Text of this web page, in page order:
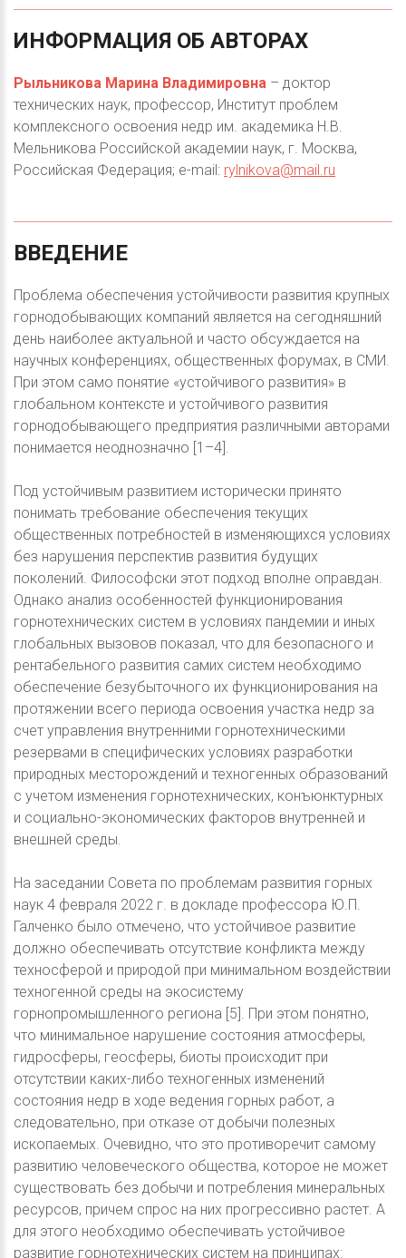
ИНФОРМАЦИЯ ОБ АВТОРАХ
Рыльникова Марина Владимировна – доктор
технических наук, профессор, Институт проблем
комплексного освоения недр им. академика Н.В.
Мельникова Российской академии наук, г. Москва,
Российская Федерация; e-mail: rylnikova@mail.ru
ВВЕДЕНИЕ
Проблема обеспечения устойчивости развития крупных
горнодобывающих компаний является на сегодняшний
день наиболее актуальной и часто обсуждается на
научных конференциях, общественных форумах, в СМИ.
При этом само понятие «устойчивого развития» в
глобальном контексте и устойчивого развития
горнодобывающего предприятия различными авторами
понимается неоднозначно [1–4].
Под устойчивым развитием исторически принято
понимать требование обеспечения текущих
общественных потребностей в изменяющихся условиях
без нарушения перспектив развития будущих
поколений. Философски этот подход вполне оправдан.
Однако анализ особенностей функционирования
горнотехнических систем в условиях пандемии и иных
глобальных вызовов показал, что для безопасного и
рентабельного развития самих систем необходимо
обеспечение безубыточного их функционирования на
протяжении всего периода освоения участка недр за
счет управления внутренними горнотехническими
резервами в специфических условиях разработки
природных месторождений и техногенных образований
с учетом изменения горнотехнических, конъюнктурных
и социально-экономических факторов внутренней и
внешней среды.
На заседании Совета по проблемам развития горных
наук 4 февраля 2022 г. в докладе профессора Ю.П.
Галченко было отмечено, что устойчивое развитие
должно обеспечивать отсутствие конфликта между
техносферой и природой при минимальном воздействии
техногенной среды на экосистему
горнопромышленного региона [5]. При этом понятно,
что минимальное нарушение состояния атмосферы,
гидросферы, геосферы, биоты происходит при
отсутствии каких-либо техногенных изменений
состояния недр в ходе ведения горных работ, а
следовательно, при отказе от добычи полезных
ископаемых. Очевидно, что это противоречит самому
развитию человеческого общества, которое не может
существовать без добычи и потребления минеральных
ресурсов, причем спрос на них прогрессивно растет. А
для этого необходимо обеспечивать устойчивое
развитие горнотехнических систем на принципах: